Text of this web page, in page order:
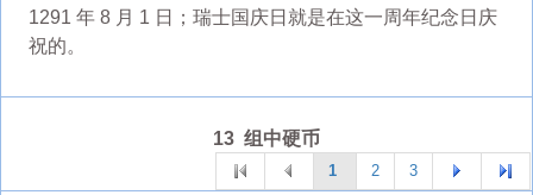
1291 年 8 月 1 日；瑞士国庆日就是在这一周年纪念日庆
祝的。
13 组中硬币
1 2 3